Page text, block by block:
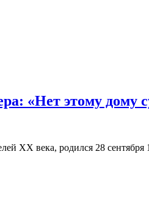
«Нет этому дому
XX века, родился 28